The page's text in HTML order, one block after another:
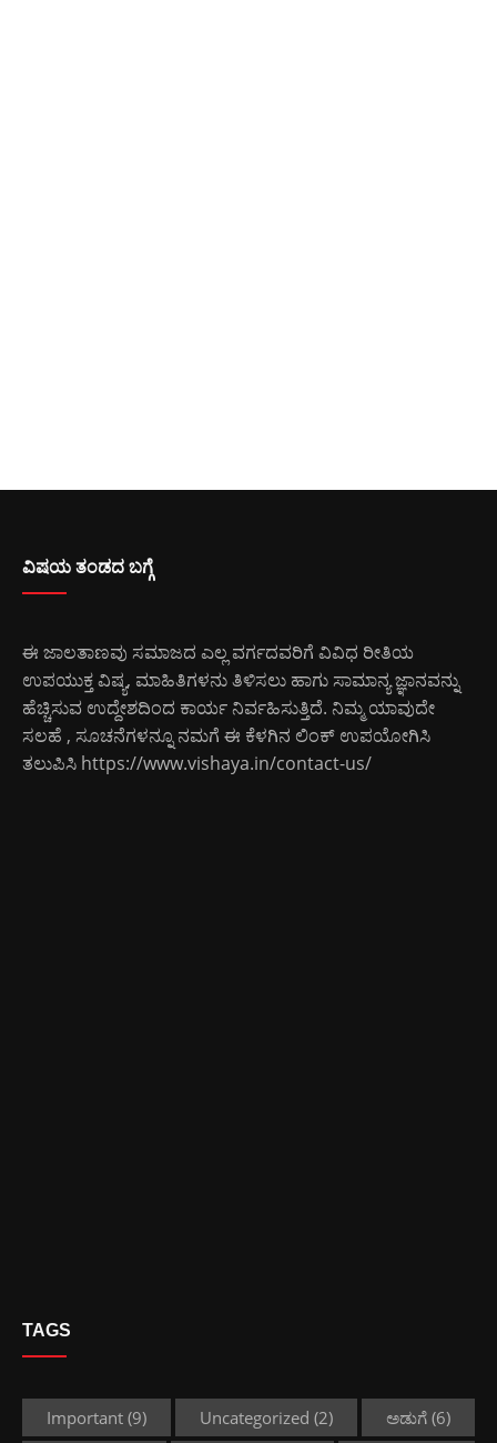
ವಿಷಯ ತಂಡದ ಬಗ್ಗೆ
ಈ ಜಾಲತಾಣವು ಸಮಾಜದ ಎಲ್ಲ ವರ್ಗದವರಿಗೆ ವಿವಿಧ ರೀತಿಯ
ಉಪಯುಕ್ತ ವಿಷ್ಯ, ಮಾಹಿತಿಗಳನು ತಿಳಿಸಲು ಹಾಗು ಸಾಮಾನ್ಯ ಜ್ಞಾನವನ್ನು
ಹೆಚ್ಚಿಸುವ ಉದ್ದೇಶದಿಂದ ಕಾರ್ಯ ನಿರ್ವಹಿಸುತ್ತಿದೆ. ನಿಮ್ಮ ಯಾವುದೇ
ಸಲಹೆ , ಸೂಚನೆಗಳನ್ನೂ ನಮಗೆ ಈ ಕೆಳಗಿನ ಲಿಂಕ್ ಉಪಯೋಗಿಸಿ
ತಲುಪಿಸಿ https://www.vishaya.in/contact-us/
TAGS
Important (9) Uncategorized (2) ಅಡುಗೆ (6)